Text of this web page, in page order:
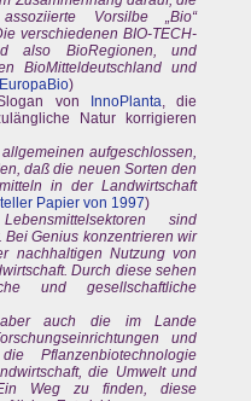
Vorsilbe „Bio“
verschiedenen BIO-TECH-
also BioRegionen, und
BioMitteldeutschland und
EuropaBio)
von InnoPlanta , die
Natur korrigieren
aufgeschlossen,
daß die neuen Sorten den
in der Landwirtschaft
Papier von 1997)
sind
Bei Genius konzentrieren wir
nachhaltigen Nutzung von
Durch diese sehen
und gesellschaftliche
aber auch die im Lande
und
Pflanzenbiotechnologie
die Umwelt und
Weg zu finden, diese